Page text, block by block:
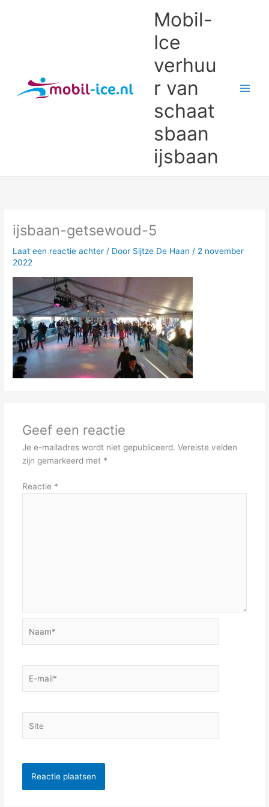
Mobil-
Ice
verhuu
r van
schaat
sbaan
ijsbaan
ijsbaan-getsewoud-5
Laat een reactie achter / Door Sijtze De Haan/ 2 november
2022
Geef een reactie
Je e-mailadres wordt niet gepubliceerd. Vereiste velden
zijn gemarkeerd met *
Reactie *
mail*